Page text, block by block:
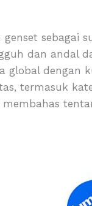
sebagai
dan andal
global dengan
termasuk
membahas